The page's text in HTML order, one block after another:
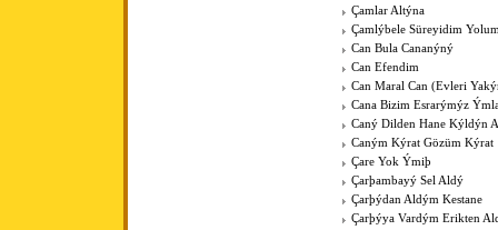
Çamlar Altýna
Çamlýbele Süreyidim
Can Bula Cananýný
Can Efendim
Can Maral Can (Evleri
Cana Bizim Esrarýmýz
Caný Dilden Hane Kýldýn
Caným Kýrat Gözüm Kýrat
Çare Yok Ýmiþ
Çarþambayý Sel Aldý
Çarþýdan Aldým Kestane
Çarþýya Vardým Erikten